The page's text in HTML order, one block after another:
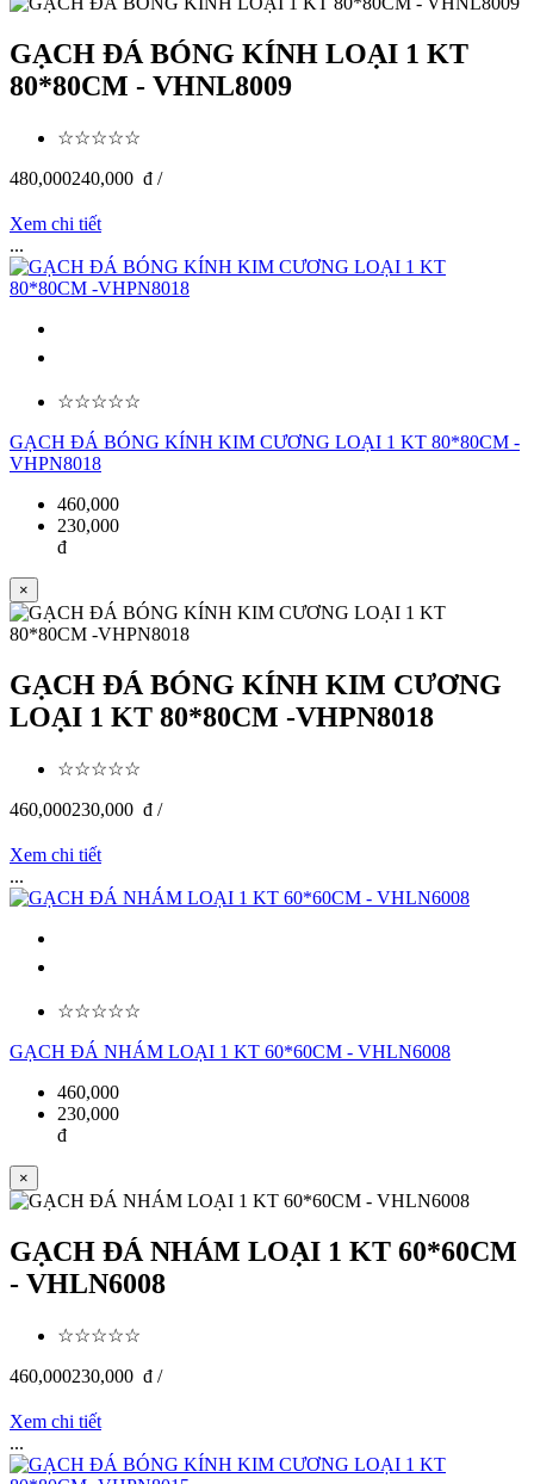
GẠCH ĐÁ BÓNG KÍNH LOẠI 1 KT
80*80CM - VHNL8009
☆☆☆☆☆
480,000240,000 đ /
Xem chi tiết
...
☆☆☆☆☆
GẠCH ĐÁ BÓNG KÍNH KIM CƯƠNG LOẠI 1 KT 80*80CM -
VHPN8018
460,000
230,000
đ
×
GẠCH ĐÁ BÓNG KÍNH KIM CƯƠNG
LOẠI 1 KT 80*80CM -VHPN8018
☆☆☆☆☆
460,000230,000 đ /
Xem chi tiết
...
☆☆☆☆☆
GẠCH ĐÁ NHÁM LOẠI 1 KT 60*60CM - VHLN6008
460,000
230,000
đ
×
GẠCH ĐÁ NHÁM LOẠI 1 KT 60*60CM
- VHLN6008
☆☆☆☆☆
460,000230,000 đ /
Xem chi tiết
...